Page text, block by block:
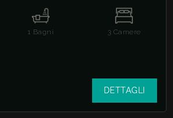
1 Bagni 3 Camere
DETTAGLI